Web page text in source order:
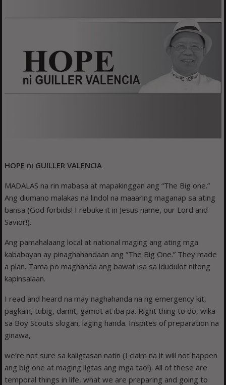
HOPE ni GUILLER VALENCIA
MADALAS na rin mabasa at mapakinggan ang “The Big one.”
Ang diumano malakas na lindol na maaaring maganap sa ating
bansa (God forbids! I rebuke it in Jesus name, our Lord and
Savior!).
Ang pamahalaang local at national maging ang ating mga
kababayan ay pinaghahandaan ang “The Big One.” They made
a plan. Tama po maghanda ang bawat isa sa idudulot nitong
kapinsalaan.
I read and heard na may naghahanda na ng emergency kit,
pagkain, tubig, damit, gamot at iba pa. Right thing to do, wika
sa Boy Scouts slogan, laging handa. Inspites of preparation na
ginawa,
we’re not sure sa kaligtasan natin (I claim na it will not happen
ang big one at maging ligtas ang mga tao!). All of these are
temporal things in life, what we are preparing and going to